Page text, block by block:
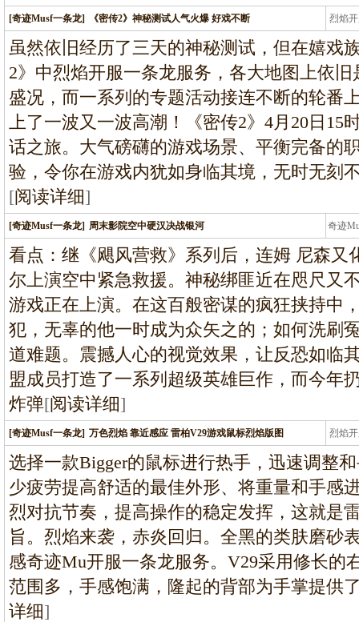
[奇迹Musf一条龙] 《密传2》神秘测试人气火爆 好戏不断 烈焰
龙
虽然依旧经历了三天的神秘测试，但在嬉戏
2》中烈焰开服一条龙服务，各大地图上依
盛况，而一系列的专题活动接连不断的轮番
上了一波又一波高潮！《密传2》4月20日15
话之旅。大气磅礴的游戏场景、平衡完备的
验，令你在游戏内犹如身临其境，无时无刻
[阅读详细]
[奇迹Musf一条龙] 周末影院空中硬汉决战银河 奇迹
条
看点：继《飓风营救》系列后，连姆 尼森又
尔上演空中紧急救援。神秘绑匪近在咫尺又
游戏正在上演。在这百般密谋的疯狂挟持中
犯，无辜的他一时成为众矢之的；如何洗刷
道难题。震撼人心的视觉效果，让反恐如临
盟成员打造了一系列超级英雄巨作，而今年
炸弹[阅读详细]
[奇迹Musf一条龙] 万色烈焰 靠近感应 雷柏V29游戏鼠标烈焰版图 烈焰
龙
选择一款Bigger的鼠标进行热手，迅速调整
少疲劳提高舒适的最佳外形、将重量和手感
烈对抗节奏，提高操作的稳定发挥，这就是
旨。烈焰来袭，赤炎回归。全黑的类肤磨砂
感奇迹Mu开服一条龙服务。V29采用修长的
范围多，手感饱满，隆起的背部为手掌提供
详细]